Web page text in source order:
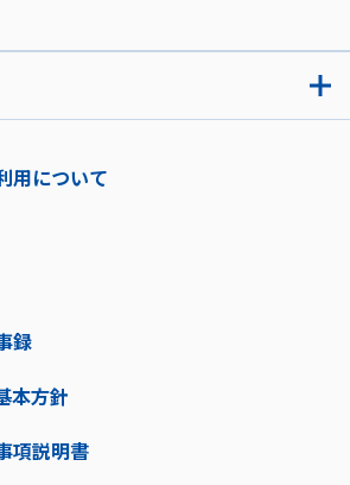
用について
録
本方針
項説明書